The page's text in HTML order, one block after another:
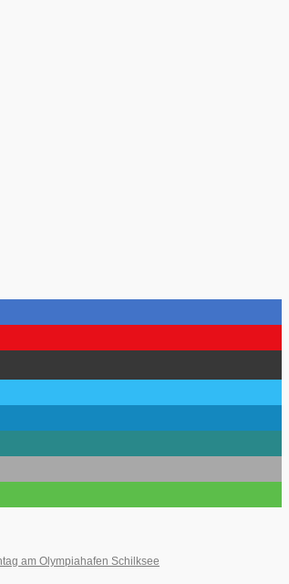
am Olympiahafen Schilksee